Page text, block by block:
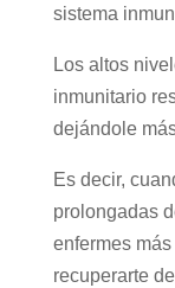
sistema
Los altos
inmunitario
dejándole
Es decir,
prolongadas
enfermes
recuperarte